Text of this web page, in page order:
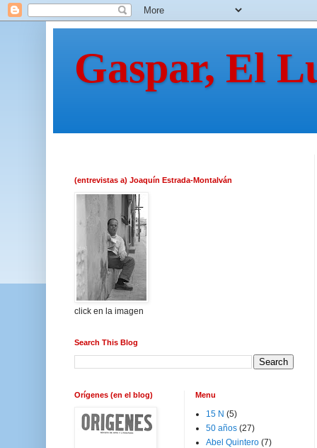
Gaspar, El
(entrevistas a) Joaquín Estrada-Montalván
click en la imagen
Search This Blog
Orígenes (en el blog) Menu
15 N (5)
50 años (27)
Abel Quintero (7)